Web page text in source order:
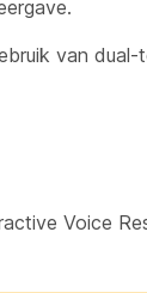
van
Voice